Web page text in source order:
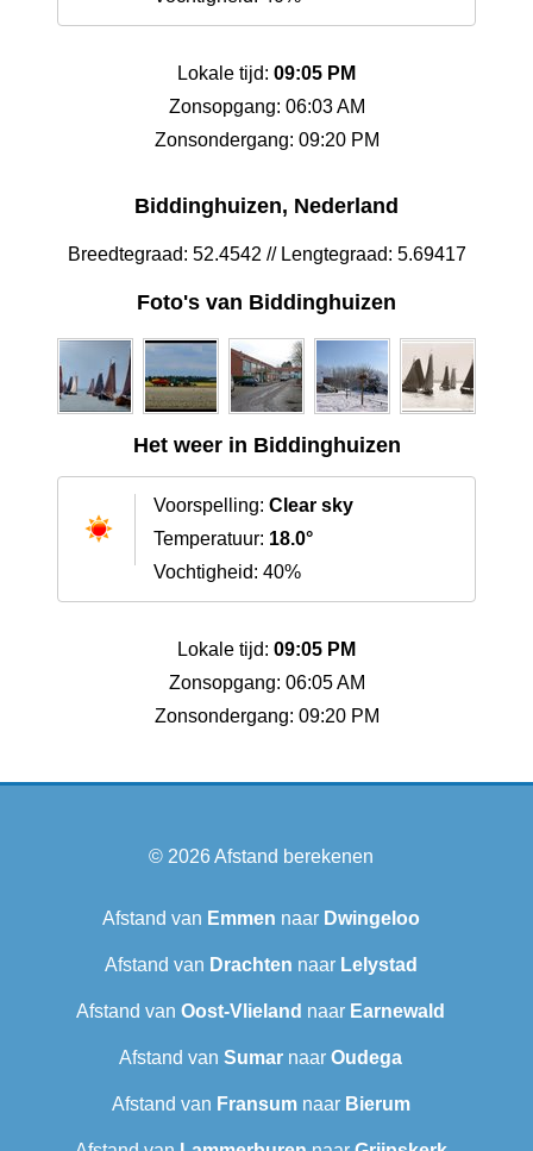
Lokale tijd: 09:05 PM
Zonsopgang: 06:03 AM
Zonsondergang: 09:20 PM
Biddinghuizen, Nederland
Breedtegraad: 52.4542 // Lengtegraad: 5.69417
Foto's van Biddinghuizen
Het weer in Biddinghuizen
Voorspelling: Clear sky
Temperatuur: 18.0°
Vochtigheid: 40%
Lokale tijd: 09:05 PM
Zonsopgang: 06:05 AM
Zonsondergang: 09:20 PM
© 2026Afstand berekenen
Afstand van Emmen naar Dwingeloo
Afstand van Drachten naar Lelystad
Afstand van Oost-Vlieland naar Earnewald
Afstand van Sumar naar Oudega
Afstand van Fransumnaar Bierum